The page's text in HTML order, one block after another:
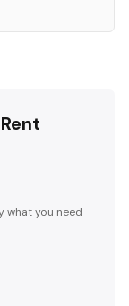
what you need